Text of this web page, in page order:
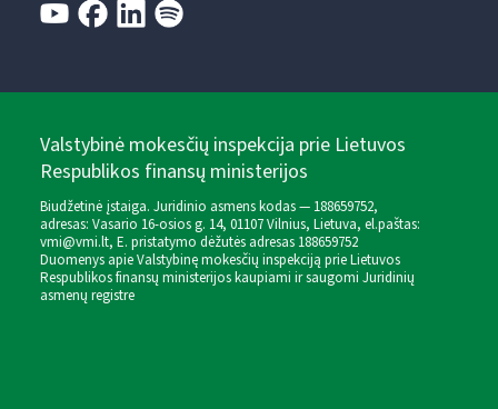
Valstybinė mokesčių inspekcija prie Lietuvos
Respublikos finansų ministerijos
Biudžetinė įstaiga. Juridinio asmens kodas — 188659752,
adresas: Vasario 16-osios g. 14, 01107 Vilnius, Lietuva, el.paštas:
vmi@vmi.lt, E. pristatymo dėžutės adresas 188659752
Duomenys apie Valstybinę mokesčių inspekciją prie Lietuvos
Respublikos finansų ministerijos kaupiami ir saugomi Juridinių
asmenų registre